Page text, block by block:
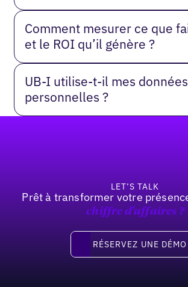
Comment mesurer ce que
et le ROI qu’il génère ?
UB-I utilise-t-il mes données
personnelles ?
LET’S TALK
Prêt à transformer votre
chiffre d’affaires ?
Réservez une démo
RÉSERVEZ UNE DÉMO